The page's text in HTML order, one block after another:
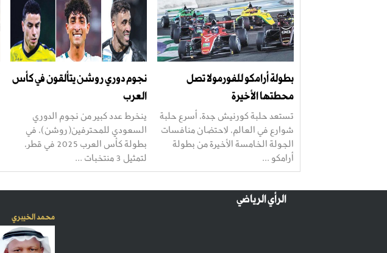
بطولة أرامكو للفورمولا تصل
محطتها الأخيرة
تستعد حلبة كورنيش جدة، أسرع حلبة
شوارع في العالم، لاحتضان منافسات
الجولة الخامسة الأخيرة من بطولة
أرامكو ...
نجوم دوري روشن يتألقون في كأس
العرب
ينخرط عدد كبير من نجوم الدوري
السعودي للمحترفين(روشن)، في
بطولة كأس العرب 2025 في قطر،
لتمثيل 3 منتخبات ...
الرأي الرياضي
محمد الخيبري